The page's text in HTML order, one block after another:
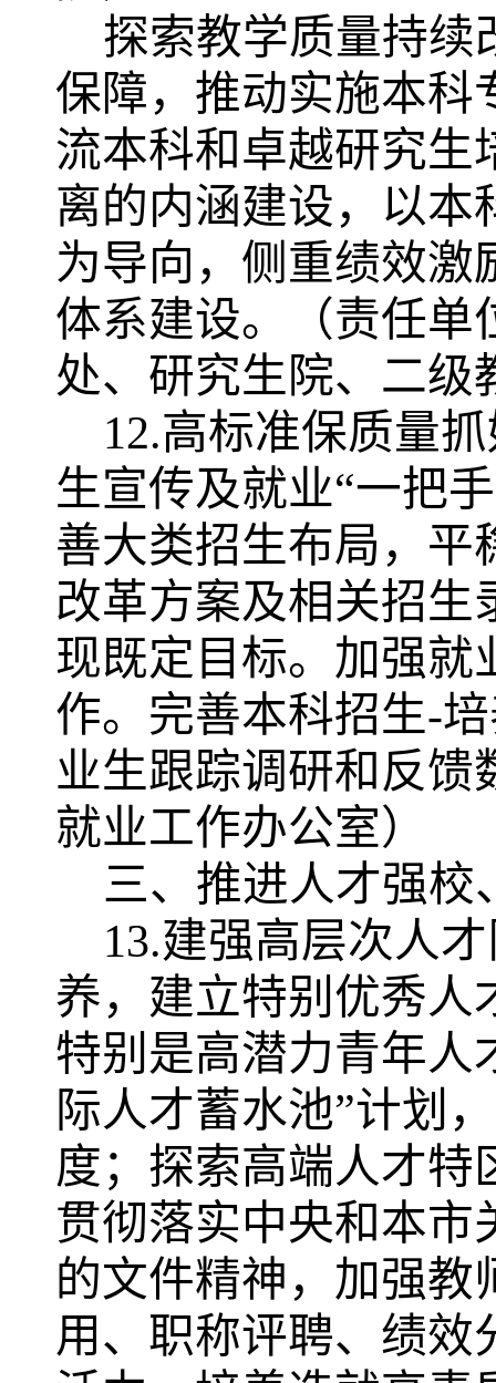
探索教学质量持续
保障， 推动实施本科
流本科和卓越研究生
离的内涵建设，以本
为导向，侧重绩效激
体系建设。（责任单
处、研究生院、二级
12.高标准保质量
生宣传及就业“一把
善大类招生布局， 平
改革方案及相关招生
现既定目标。 加强就
作。 完善本科招生-
业生跟踪调研和反馈
就业工作办公室）
三、推进人才强校
13.建强高层次人
养， 建立特别优秀人
特别是高潜力青年人
际人才蓄水池”计划
度；探索高端人才特
贯彻落实中央和本市
的文件精神，加强教
用、职称评聘、绩效